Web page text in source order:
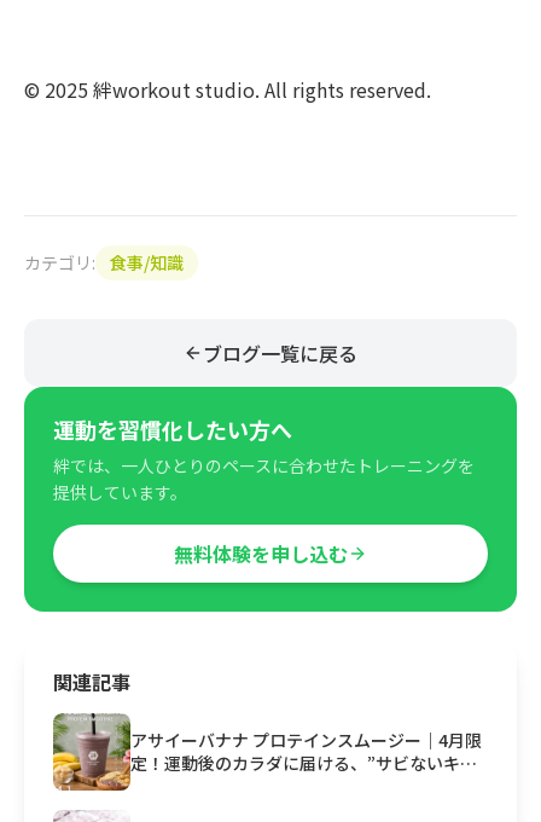
© 2025 絆workout studio. All rights reserved.
カテゴリ: 食事/知識
ブログ一覧に戻る
運動を習慣化したい方へ
絆では、一人ひとりのペースに合わせたトレーニングを
提供しています。
無料体験を申し込む
関連記事
アサイーバナナ プロテインスムージー｜4月限
定！運動後のカラダに届ける、”サビないキレ